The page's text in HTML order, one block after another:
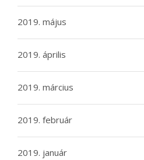
2019. május
2019. április
2019. március
2019. február
2019. január